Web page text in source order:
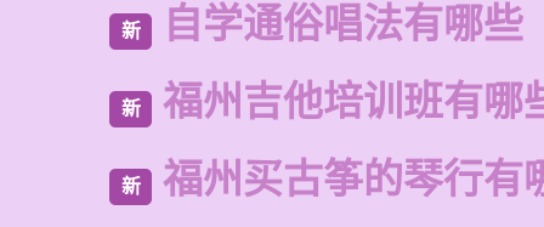
新 自学通俗唱法有哪些
新 福州吉他培训班有哪
新 福州买古筝的琴行有